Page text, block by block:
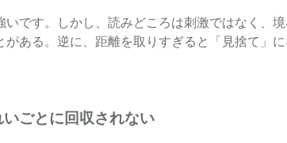
です。しかし、読みどころは刺激ではなく、
ある。逆に、距離を取りすぎると「見捨て」
ごとに回収されない